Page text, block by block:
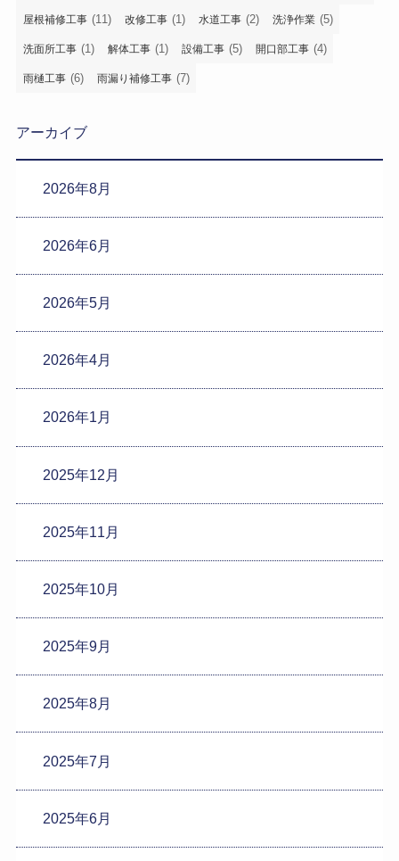
屋根補修工事 (11) 改修工事 (1) 水道工事 (2) 洗浄作業 (5)
洗面所工事 (1) 解体工事 (1) 設備工事 (5) 開口部工事 (4)
雨樋工事 (6) 雨漏り補修工事 (7)
アーカイブ
2026年8月
2026年6月
2026年5月
2026年4月
2026年1月
2025年12月
2025年11月
2025年10月
2025年9月
2025年8月
2025年7月
2025年6月